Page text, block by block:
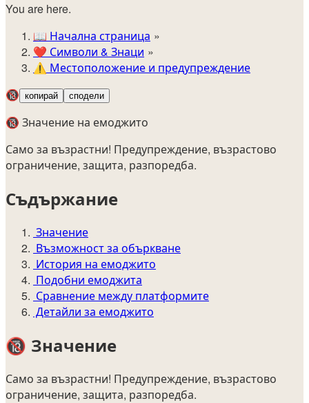
You are here.
📖 Начална страница
❤️ Символи & Знаци
⚠️ Местоположение и предупреждение
🔞 копирай сподели
🔞 Значение на емоджито
Само за възрастни! Предупреждение, възрастово
ограничение, защита, разпоредба.
Съдържание
Значение
Възможност за объркване
История на емоджито
Подобни емоджита
Сравнение между платформите
Детайли за емоджито
🔞 Значение
Само за възрастни! Предупреждение, възрастово
ограничение, защита, разпоредба.